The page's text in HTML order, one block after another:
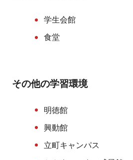
学生会館
食堂
その他の学習環境
明徳館
興動館
立町キャンパス